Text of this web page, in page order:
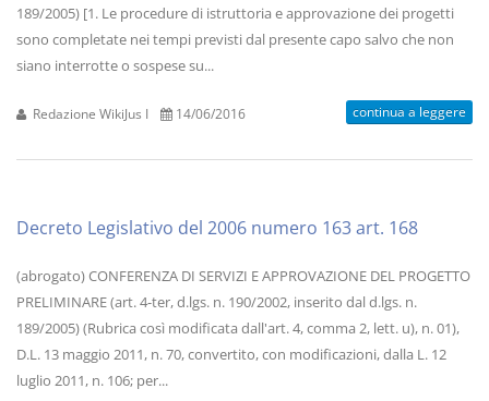
189/2005) [1. Le procedure di istruttoria e approvazione dei progetti
sono completate nei tempi previsti dal presente capo salvo che non
siano interrotte o sospese su...
Redazione WikiJus I 14/06/2016 continua a leggere
Decreto Legislativo del 2006 numero 163 art. 168
(abrogato) CONFERENZA DI SERVIZI E APPROVAZIONE DEL PROGETTO
PRELIMINARE (art. 4-ter, d.lgs. n. 190/2002, inserito dal d.lgs. n.
189/2005) (Rubrica così modificata dall'art. 4, comma 2, lett. u), n. 01),
D.L. 13 maggio 2011, n. 70, convertito, con modificazioni, dalla L. 12
luglio 2011, n. 106; per...